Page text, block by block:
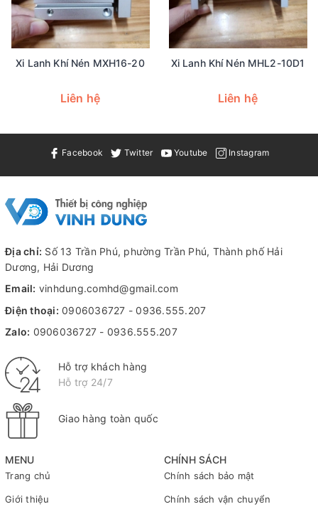
Xi Lanh Khí Nén MXH16-20
Liên hệ
Xi Lanh Khí Nén MHL2-10D1
Liên hệ
Facebook Twitter Youtube Instagram
MENU
Trang chủ
Giới thiệu
CHÍNH SÁCH
Chính sách bảo mật
Chính sách vận chuyển
Địa chỉ: Số 13 Trần Phú, phường Trần Phú, Thành phố Hải
Dương, Hải Dương
Email: vinhdung.comhd@gmail.com
Điện thoại: 0906036727 -0936.555.207
Zalo: 0906036727 - 0936.555.207
Hỗ trợ khách hàng
Hỗ trợ 24/7
Giao hàng toàn quốc